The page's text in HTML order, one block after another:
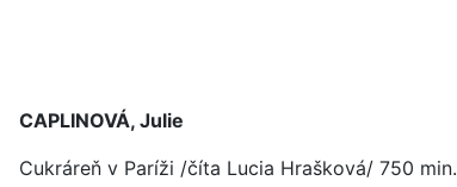
CAPLINOVÁ, Julie
Cukráreň v Paríži /číta Lucia Hrašková/ 750 min.